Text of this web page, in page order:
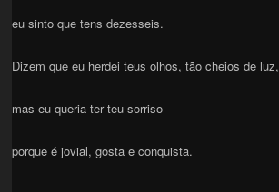
eu sinto que tens dezesseis.
Dizem que eu herdei teus olhos, tão cheios de luz,
mas eu queria ter teu sorriso
porque é jovial, gosta e conquista.